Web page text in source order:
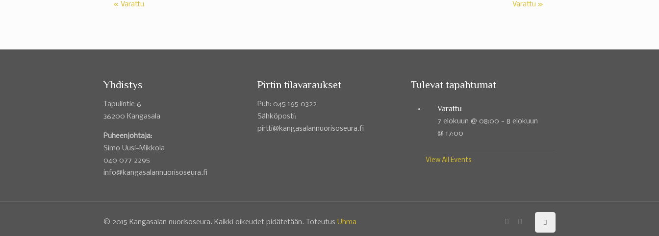
« Varattu Varattu »
Yhdistys
Tapulintie 6
36200 Kangasala
Puheenjohtaja:
Simo Uusi-Mikkola
040 077 2295
info@kangasalannuorisoseura.fi
Pirtin tilavaraukset
Puh: 045 165 0322
Sähköposti:
pirtti@kangasalannuorisoseura.fi
Tulevat tapahtumat
Varattu
7 elokuun @ 08:00 - 8 elokuun
@ 17:00
View All Events
© 2015 Kangasalan nuorisoseura. Kaikki oikeudet pidätetään. ToteutusUhma